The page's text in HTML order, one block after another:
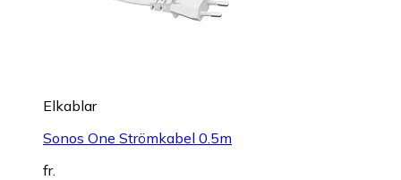
Elkablar
Sonos One Strömkabel 0.5m
fr.